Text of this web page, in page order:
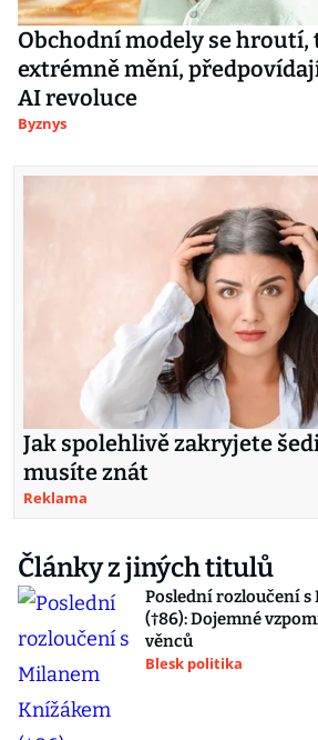
Obchodní modely se hroutí,
extrémně mění,
AI revoluce
Byznys
Jak spolehlivě zakryjete
musíte znát
Reklama
Články z jiných titulů
Poslední rozloučení
(†86): Dojemné
věnců
Blesk politika